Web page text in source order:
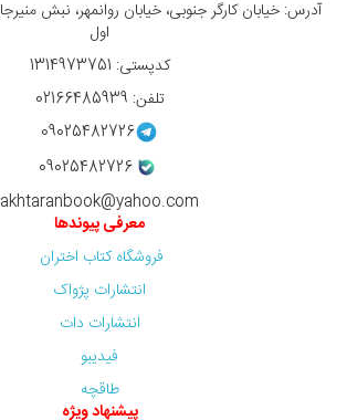
اول
کدپستی: 1314973751
تلفن: 02166485939
09025482726
09025482726
akhtaranbook@yahoo.com
معرفی پیوندها
فروشگاه کتاب اختران
انتشارات پژواک
انتشارات دات
فیدیبو
طاقچه
پیشنهاد ویژه